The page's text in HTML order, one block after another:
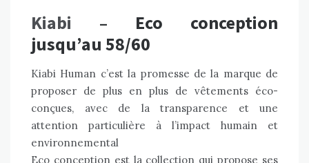
Kiabi – Eco conception
jusqu’au 58/60
Kiabi Human c’est la promesse de la marque de
proposer de plus en plus de vêtements éco-
conçues, avec de la transparence et une
attention particulière à l’impact humain et
environnemental
Eco conception est la collection qui propose ses